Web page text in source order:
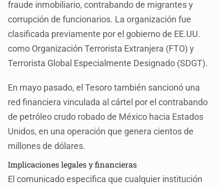
fraude inmobiliario, contrabando de migrantes y
corrupción de funcionarios. La organización fue
clasificada previamente por el gobierno de EE.UU.
como Organización Terrorista Extranjera (FTO) y
Terrorista Global Especialmente Designado (SDGT).
En mayo pasado, el Tesoro también sancionó una
red financiera vinculada al cártel por el contrabando
de petróleo crudo robado de México hacia Estados
Unidos, en una operación que genera cientos de
millones de dólares.
Implicaciones legales y financieras
El comunicado especifica que cualquier institución